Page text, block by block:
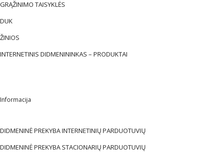
GRĄŽINIMO TAISYKLĖS
DUK
ŽINIOS
INTERNETINIS DIDMENININKAS – PRODUKTAI
Informacija
DIDMENINĖ PREKYBA INTERNETINIŲ PARDUOTUVIŲ
DIDMENINĖ PREKYBA STACIONARIŲ PARDUOTUVIŲ